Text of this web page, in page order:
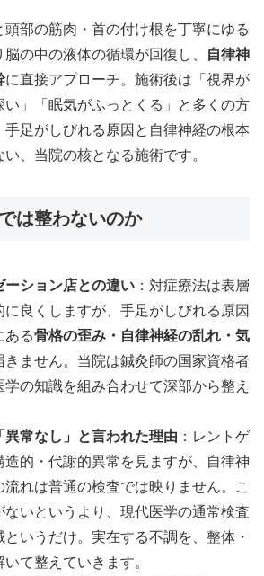
部の筋肉・首の付け根を丁寧にゆる
の中の液体の循環が回復し、
自律神
に直接アプローチ。施術後は「視界が
い」「眠気がふっとくる」と多くの方
手足がしびれる原因と自律神経の根本
、当院の核となる施術です。
は整わないのか
ーション店との違い ：対症療法は表層
良くしますが、手足がしびれる原因
ある骨格の歪み・自律神経の乱れ・気
きません。当院は鍼灸師の国家資格者
の知識を組み合わせて深部から整え
常なし」と言われた理由 ：レントゲ
造的・代謝的異常を見ますが、自律神
れは普通の検査では映りません。こ
ないというより、現代医学の通常検査
いうだけ。実在する不調を、整体・
て整えていきます。